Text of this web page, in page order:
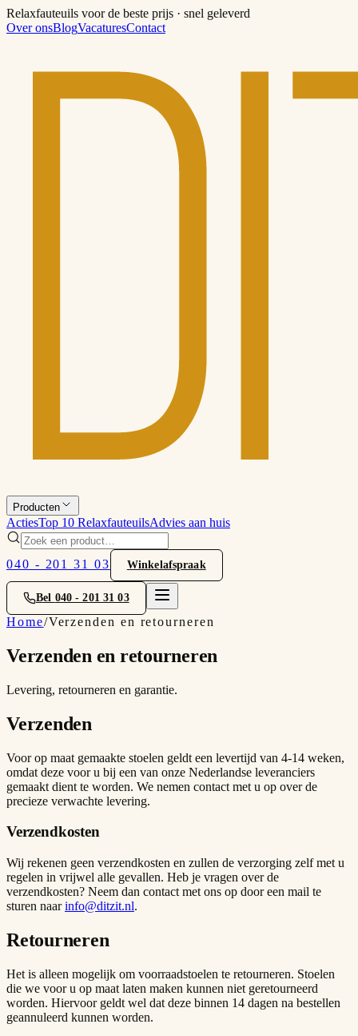
Relaxfauteuils voor de beste prijs · snel geleverd
Over onsBlogVacaturesContact
Producten
ActiesTop 10 RelaxfauteuilsAdvies aan huis
040 - 201 31 03 Winkelafspraak
Bel 040 - 201 31 03
Home/Verzenden en retourneren
Verzenden en retourneren
Levering, retourneren en garantie.
Verzenden
Voor op maat gemaakte stoelen geldt een levertijd van 4-14 weken,
omdat deze voor u bij een van onze Nederlandse leveranciers
gemaakt dient te worden. We nemen contact met u op over de
precieze verwachte levering.
Verzendkosten
Wij rekenen geen verzendkosten en zullen de verzorging zelf met u
regelen in vrijwel alle gevallen. Heb je vragen over de
verzendkosten? Neem dan contact met ons op door een mail te
sturen naarinfo@ditzit.nl.
Retourneren
Het is alleen mogelijk om voorraadstoelen te retourneren. Stoelen
die we voor u op maat laten maken kunnen niet geretourneerd
worden. Hiervoor geldt wel dat deze binnen 14 dagen na bestellen
geannuleerd kunnen worden.